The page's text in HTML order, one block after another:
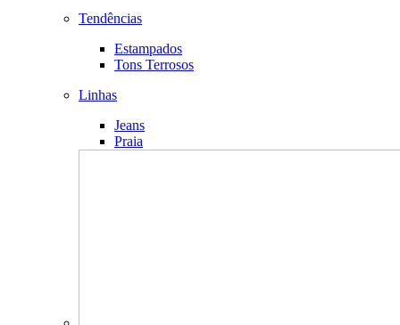
Tendências
Estampados
Tons Terrosos
Linhas
Jeans
Praia